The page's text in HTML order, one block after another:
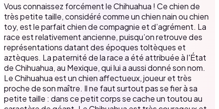
Vous connaissez forcément le Chihuahua ! Ce chien de
très petite taille, considéré comme un chien nain ou chien
toy, est le parfait chien de compagnie et d’agrément. La
race est relativement ancienne, puisqu’on retrouve des
représentations datant des époques toltèques et
aztèques. La paternité de la race a été attribuée à l'État
de Chihuahua, au Mexique, qui lui a aussi donné son nom.
Le Chihuahua est un chien affectueux, joueur et très
proche de son maître. Il ne faut surtout pas se fier à sa
petite taille : dans ce petit corps se cache un toutou au